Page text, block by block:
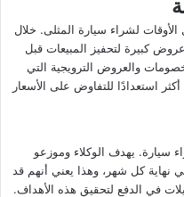
لشراء سيارة المثلى. خلال
كبيرة لتحفيز المبيعات قبل
والعروض الترويجية التي
استعدادًا للتفاوض على الأسعار
سيارة. يهدف الوكلاء وموزعو
نهاية كل شهر، وهذا يعني أنهم قد
في الدفع لتحقيق هذه الأهداف.